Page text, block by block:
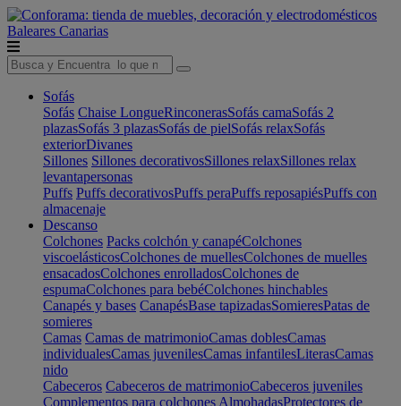
Baleares Canarias
Sofás
Sofás Chaise LongueRinconerasSofás camaSofás 2
plazasSofás 3 plazasSofás de pielSofás relaxSofás
exteriorDivanes
Sillones Sillones decorativosSillones relaxSillones relax
levantapersonas
Puffs Puffs decorativosPuffs peraPuffs reposapiésPuffs con
almacenaje
Descanso
Colchones Packs colchón y canapéColchones
viscoelásticosColchones de muellesColchones de muelles
ensacadosColchones enrolladosColchones de
espumaColchones para bebéColchones hinchables
Canapés y bases CanapésBase tapizadasSomieresPatas de
somieres
Camas Camas de matrimonioCamas doblesCamas
individualesCamas juvenilesCamas infantilesLiterasCamas
nido
Cabeceros Cabeceros de matrimonioCabeceros juveniles
Complementos para colchones AlmohadasProtectores de